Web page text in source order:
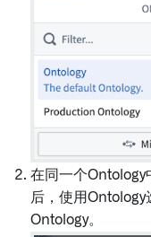
在同一个Ontology
后，使用
Ontology。